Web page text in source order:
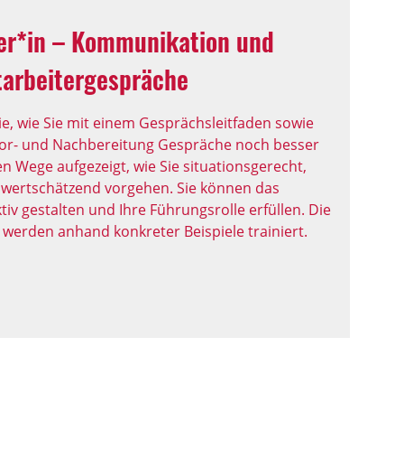
– Kommunikation und
wie Sie mit einem Gesprächsleitfaden sowie
und Nachbereitung Gespräche noch besser
Wege aufgezeigt, wie Sie situationsgerecht,
vorgehen. Sie können das
gestalten und Ihre Führungsrolle erfüllen. Die
anhand konkreter Beispiele trainiert.